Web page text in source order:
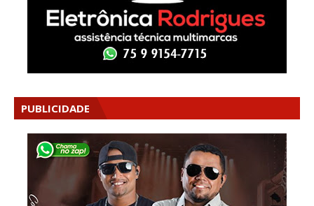
PUBLICIDADE